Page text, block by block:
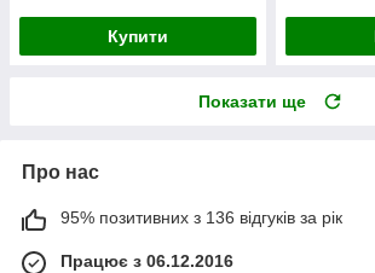
Купити
Показати ще
Про нас
95% позитивних з 136 відгуків за рік
Працює з 06.12.2016